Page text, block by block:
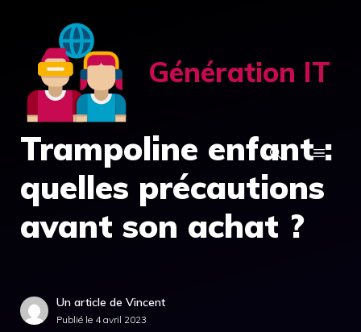
contenu
Génération IT
MENU
Trampoline enfant :
quelles précautions
avant son achat ?
Un article de Vincent
Publié le 4 avril 2023